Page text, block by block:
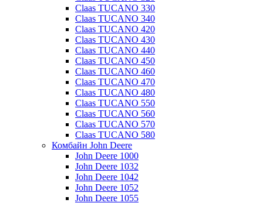
Claas TUCANO 330
Claas TUCANO 340
Claas TUCANO 420
Claas TUCANO 430
Claas TUCANO 440
Claas TUCANO 450
Claas TUCANO 460
Claas TUCANO 470
Claas TUCANO 480
Claas TUCANO 550
Claas TUCANO 560
Claas TUCANO 570
Claas TUCANO 580
Комбайн John Deere
John Deere 1000
John Deere 1032
John Deere 1042
John Deere 1052
John Deere 1055